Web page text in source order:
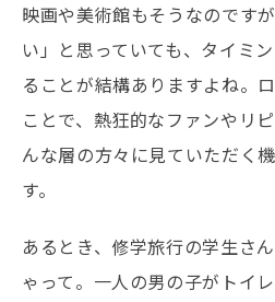
映画や美術館もそうなのです
い」と思っていても、タイミ
ることが結構ありますよね。
ことで、熱狂的なファンやリ
んな層の方々に見ていただく
す。
あるとき、修学旅行の学生さ
ゃって。一人の男の子がトイ